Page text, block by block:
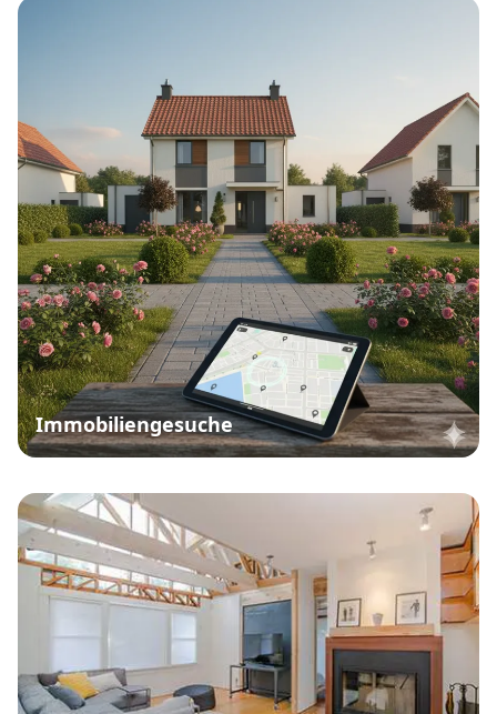
Immobiliengesuche